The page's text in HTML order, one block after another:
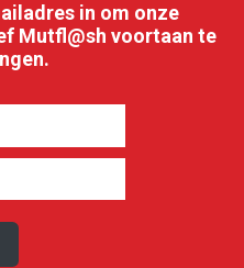
in om onze
Mutfl@sh voortaan te